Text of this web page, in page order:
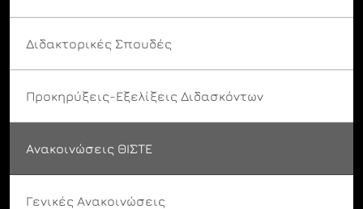
Διδακτορικές Σπουδές
Προκηρύξεις-Εξελίξεις Διδασκόντων
Ανακοινώσεις ΘΙΣΤΕ
Γενικές Ανακοινώσεις